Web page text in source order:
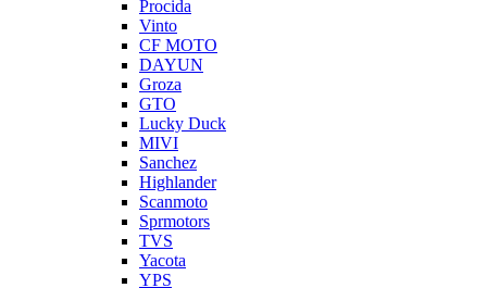
Procida
Vinto
CF MOTO
DAYUN
Groza
GTO
Lucky Duck
MIVI
Sanchez
Highlander
Scanmoto
Sprmotors
TVS
Yacota
YPS